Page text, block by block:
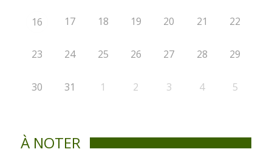
16 17 18 19 20 21 22
23 24 25 26 27 28 29
30 31 1 2 3 4 5
À NOTER